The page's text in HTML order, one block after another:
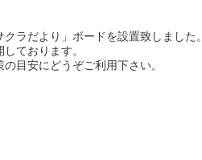
ラだより」ボードを設置致しました。
ております。
目安にどうぞご利用下さい。